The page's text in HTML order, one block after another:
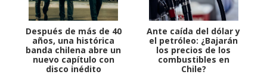
Después de más de 40
años, una histórica
banda chilena abre un
nuevo capítulo con
disco inédito
Ante caída del dólar y
el petróleo: ¿Bajarán
los precios de los
combustibles en
Chile?